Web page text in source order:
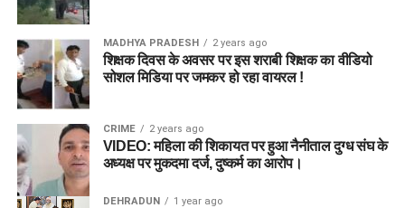
MADHYA PRADESH 2 years ago
शिक्षक दिवस के अवसर पर इस शराबी शिक्षक का वीडियो
सोशल मिडिया पर जमकर हो रहा वायरल !
CRIME 2 years ago
VIDEO: महिला की शिकायत पर हुआ नैनीताल दुग्ध संघ के
अध्यक्ष पर मुकदमा दर्ज, दुष्कर्म का आरोप।
DEHRADUN 1 year ago